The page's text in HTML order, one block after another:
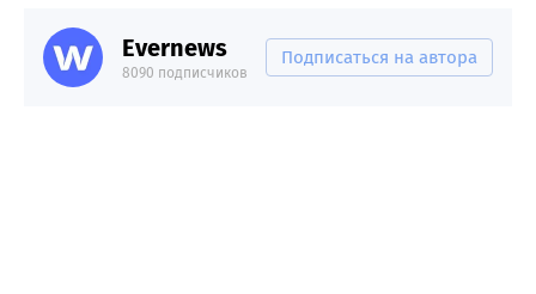
Evernews
8090 подписчиков
Подписаться на автора